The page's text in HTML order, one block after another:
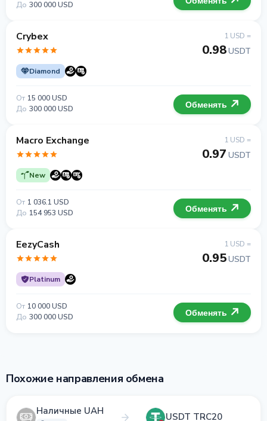
До 300 000 USD
Crybex
Diamond
1 USD =
0.98USDT
От 15 000 USD
До 300 000 USD Обменять
Macro Exchange
New
1 USD =
0.97 USDT
От 1 036.1 USD
До 154 953 USD Обменять
EezyCash
Platinum
1 USD =
0.95USDT
От 10 000 USD
До 300 000 USD Обменять
Похожие направления обмена
Наличные UAH USDT TRC20